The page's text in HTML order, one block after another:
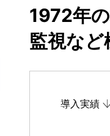
1972年
監視な
導入実績